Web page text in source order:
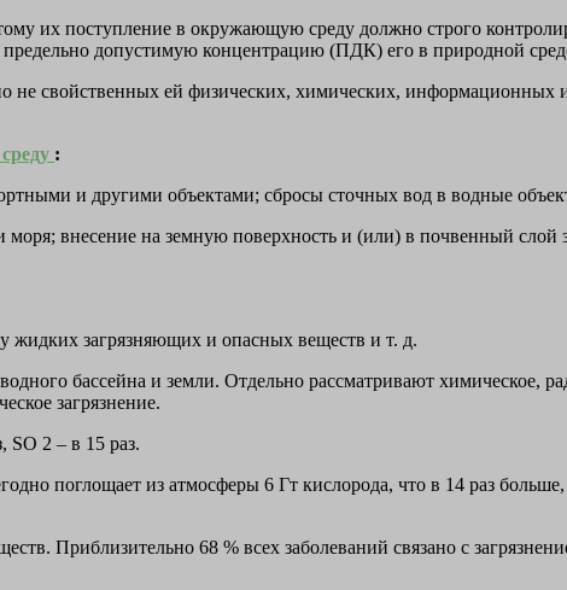
их поступление в окружающую среду должно строго
допустимую концентрацию (ПДК) его в природной
не свойственных ей физических, химических, информационных
:
и другими объектами; сбросы сточных вод в водные
внесение на земную поверхность и (или) в почвенный слой
жидких загрязняющих и опасных веществ и т. д.
бассейна и земли. Отдельно рассматривают химическое,
загрязнение.
SO 2 – в 15 раз.
поглощает из атмосферы 6 Гт кислорода, что в 14 раз больше,
Приблизительно 68 % всех заболеваний связано с